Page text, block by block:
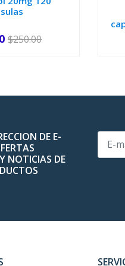
+
$250.00
DE E-
NOTICIAS DE